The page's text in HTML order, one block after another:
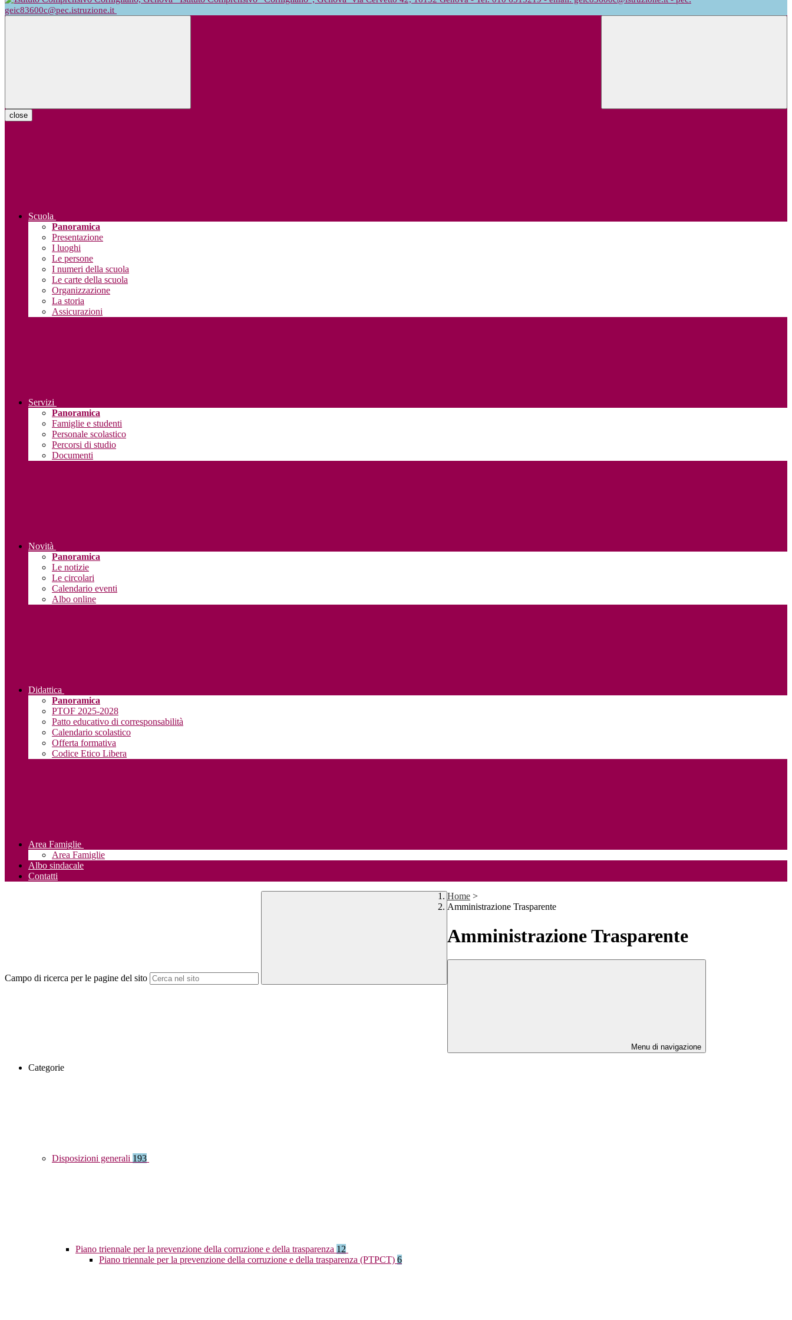
geic83600c@pec.istruzione.it
close
Scuola
Panoramica
Presentazione
I luoghi
Le persone
I numeri della scuola
Le carte della scuola
Organizzazione
La storia
Assicurazioni
Servizi
Panoramica
Famiglie e studenti
Personale scolastico
Percorsi di studio
Documenti
Novità
Panoramica
Le notizie
Le circolari
Calendario eventi
Albo online
Didattica
Panoramica
PTOF 2025-2028
Patto educativo di corresponsabilità
Calendario scolastico
Offerta formativa
Codice Etico Libera
Area Famiglie
Area Famiglie
Albo sindacale
Contatti
Campo di ricerca per le pagine del sito
Home >
Amministrazione Trasparente
Amministrazione Trasparente
Menu di navigazione
Categorie
Disposizioni generali 193
Piano triennale per la prevenzione della corruzione e della trasparenza 12
Piano triennale per la prevenzione della corruzione e della trasparenza (PTPCT) 6